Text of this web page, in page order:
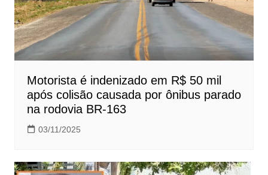
Motorista é indenizado em R$ 50 mil
após colisão causada por ônibus parado
na rodovia BR-163
03/11/2025